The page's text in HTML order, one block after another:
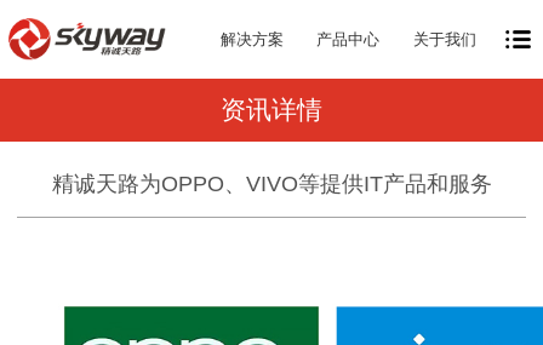
解决方案 产品中心 关于我们
资讯详情
精诚天路为OPPO、VIVO等提供IT产品和服务